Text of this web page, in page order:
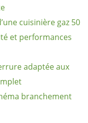
cuisinière gaz 50
et performances
adaptée aux
branchement